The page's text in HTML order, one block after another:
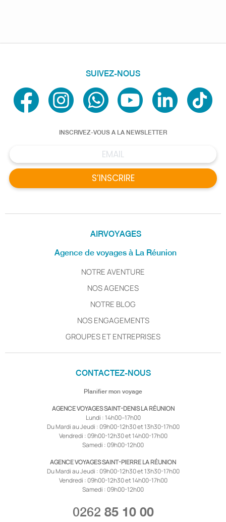
AIRVOYAGES
Agence de voyages à La Réunion
NOTRE AVENTURE
NOS AGENCES
NOTRE BLOG
NOS ENGAGEMENTS
GROUPES ET ENTREPRISES
SUIVEZ-NOUS
INSCRIVEZ-VOUS A LA NEWSLETTER
S’INSCRIRE
CONTACTEZ-NOUS
Planifier mon voyage
AGENCE VOYAGES SAINT-DENIS LA RÉUNION
Lundi : 14h00–17h00
Du Mardi au Jeudi : 09h00-12h30 et 13h30-17h00
Vendredi : 09h00-12h30 et 14h00-17h00
Samedi : 09h00-12h00
AGENCE VOYAGES SAINT-PIERRE LA RÉUNION
Du Mardi au Jeudi : 09h00-12h30 et 13h30-17h00
Vendredi : 09h00-12h30 et 14h00-17h00
Samedi : 09h00-12h00
0262 85 10 00